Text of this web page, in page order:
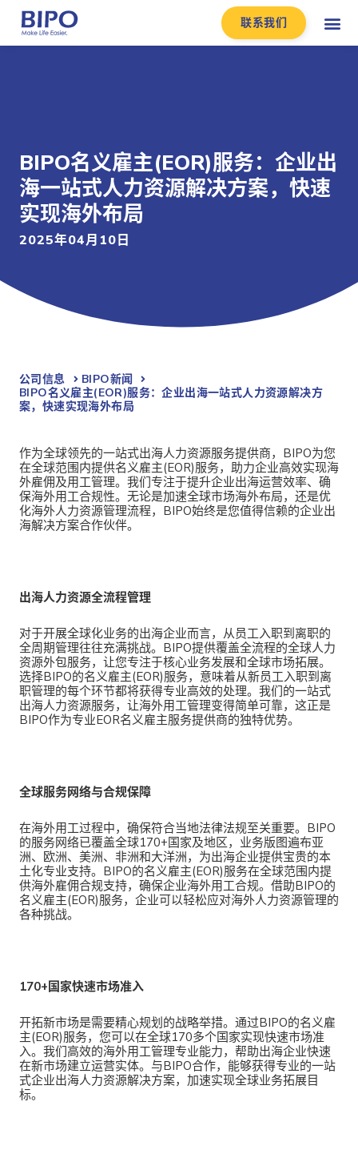
联系我们
BIPO名义雇主(EOR)服务：企业出
海一站式人力资源解决方案，快速
实现海外布局
2025年04月10日
公司信息
BIPO新闻​
BIPO名义雇主(EOR)服务：企业出海一站式人力资源解决方
案，快速实现海外布局
作为全球领先的一站式出海人力资源服务提供商，BIPO为您
在全球范围内提供名义雇主(EOR)服务，助力企业高效实现海
外雇佣及用工管理。我们专注于提升企业出海运营效率、确
保海外用工合规性。无论是加速全球市场海外布局，还是优
化海外人力资源管理流程，BIPO始终是您值得信赖的企业出
海解决方案合作伙伴。
出海人力资源全流程管理
对于开展全球化业务的出海企业而言，从员工入职到离职的
全周期管理往往充满挑战。BIPO提供覆盖全流程的全球人力
资源外包服务，让您专注于核心业务发展和全球市场拓展。
选择BIPO的名义雇主(EOR)服务，意味着从新员工入职到离
职管理的每个环节都将获得专业高效的处理。我们的一站式
出海人力资源服务，让海外用工管理变得简单可靠，这正是
BIPO作为专业EOR名义雇主服务提供商的独特优势。
全球服务网络与合规保障
在海外用工过程中，确保符合当地法律法规至关重要。BIPO
的服务网络已覆盖全球170+国家及地区，业务版图遍布亚
洲、欧洲、美洲、非洲和大洋洲，为出海企业提供宝贵的本
土化专业支持。BIPO的名义雇主(EOR)服务在全球范围内提
供海外雇佣合规支持，确保企业海外用工合规。借助BIPO的
名义雇主(EOR)服务，企业可以轻松应对海外人力资源管理的
各种挑战。
170+国家快速市场准入
开拓新市场是需要精心规划的战略举措。通过BIPO的名义雇
主(EOR)服务，您可以在全球170多个国家实现快速市场准
入。我们高效的海外用工管理专业能力，帮助出海企业快速
在新市场建立运营实体。与BIPO合作，能够获得专业的一站
式企业出海人力资源解决方案，加速实现全球业务拓展目
标。